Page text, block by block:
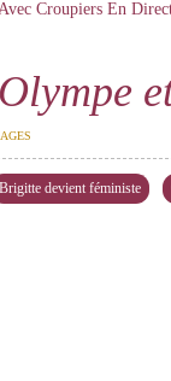
Croupiers En
Olympe
Brigitte devient féministe